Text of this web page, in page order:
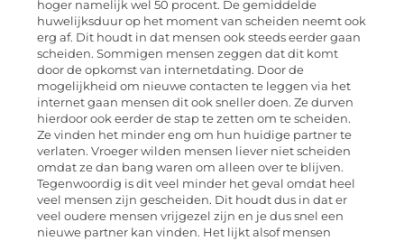
hoger namelijk wel 50 procent. De gemiddelde
huwelijksduur op het moment van scheiden neemt ook
erg af. Dit houdt in dat mensen ook steeds eerder gaan
scheiden. Sommigen mensen zeggen dat dit komt
door de opkomst van internetdating. Door de
mogelijkheid om nieuwe contacten te leggen via het
internet gaan mensen dit ook sneller doen. Ze durven
hierdoor ook eerder de stap te zetten om te scheiden.
Ze vinden het minder eng om hun huidige partner te
verlaten. Vroeger wilden mensen liever niet scheiden
omdat ze dan bang waren om alleen over te blijven.
Tegenwoordig is dit veel minder het geval omdat heel
veel mensen zijn gescheiden. Dit houdt dus in dat er
veel oudere mensen vrijgezel zijn en je dus snel een
nieuwe partner kan vinden. Het lijkt alsof mensen